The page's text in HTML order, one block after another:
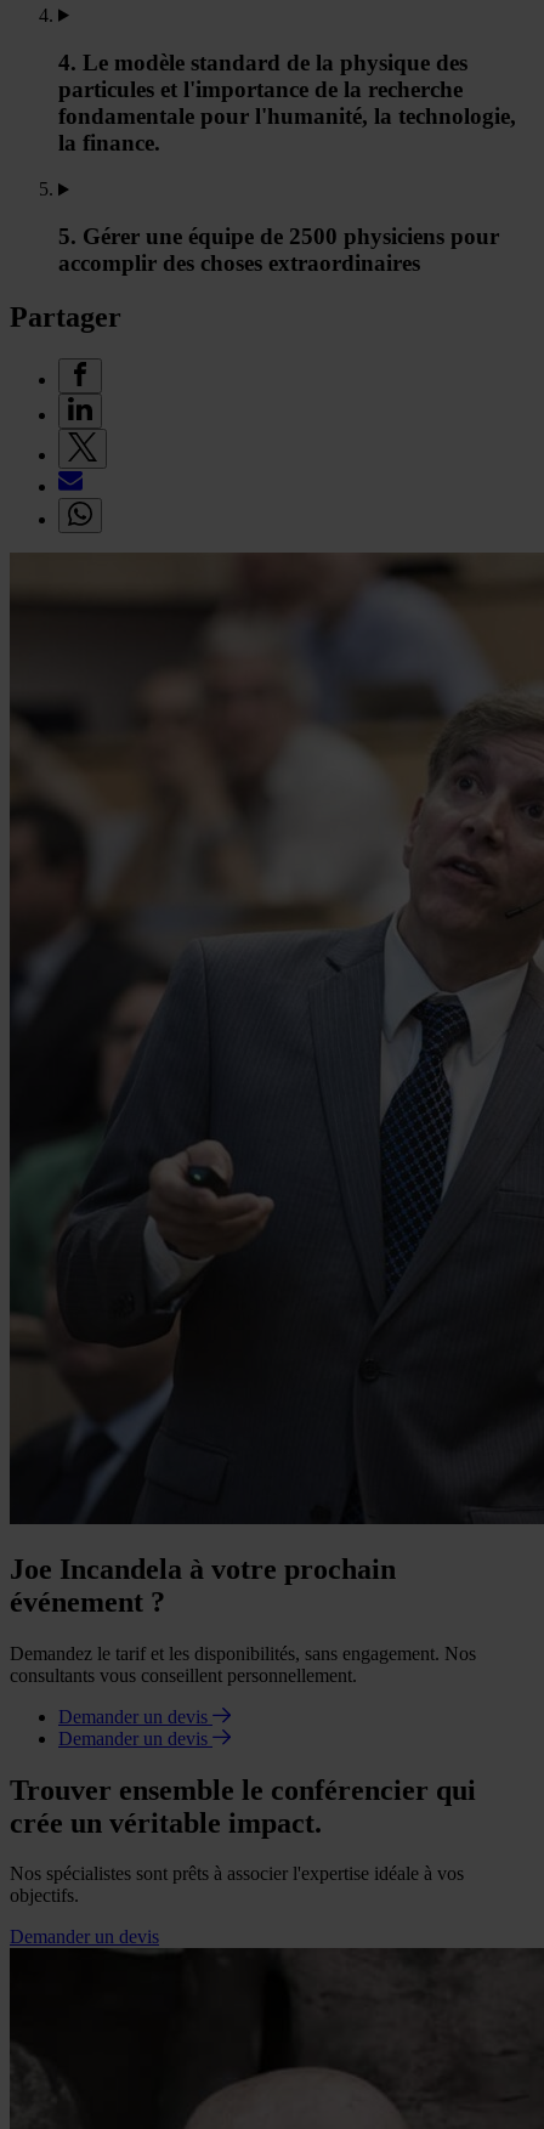
4. Le modèle standard de la physique des
particules et l'importance de la recherche
fondamentale pour l'humanité, la technologie,
la finance.
5. Gérer une équipe de 2500 physiciens pour
accomplir des choses extraordinaires
Partager
Joe Incandela à votre prochain
événement ?
Demandez le tarif et les disponibilités, sans engagement. Nos
consultants vous conseillent personnellement.
Demander un devis
Demander un devis
Trouver ensemble le conférencier qui
crée un véritable impact.
Nos spécialistes sont prêts à associer l'expertise idéale à vos
objectifs.
Demander un devis